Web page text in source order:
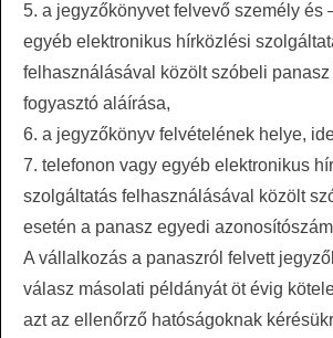
5. a jegyzőkönyvet felvevő személy és
egyéb elektronikus hírközlési
felhasználásával közölt szóbeli
fogyasztó aláírása,
6. a jegyzőkönyv felvételének helye,
7. telefonon vagy egyéb elektronikus
szolgáltatás felhasználásával közölt
esetén a panasz egyedi
A vállalkozás a panaszról felvett
válasz másolati példányát öt évig
azt az ellenőrző hatóságoknak